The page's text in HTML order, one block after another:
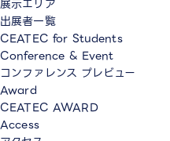
展示エリア
出展者一覧
CEATEC for Students
Conference & Event
コンファレンス プレビュー
Award
CEATEC AWARD
Access